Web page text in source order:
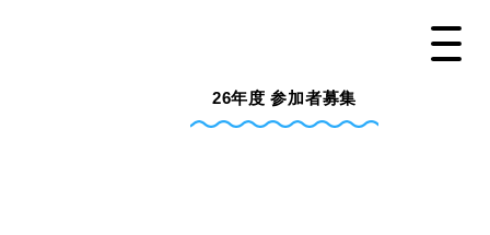
26年度 参加者募集